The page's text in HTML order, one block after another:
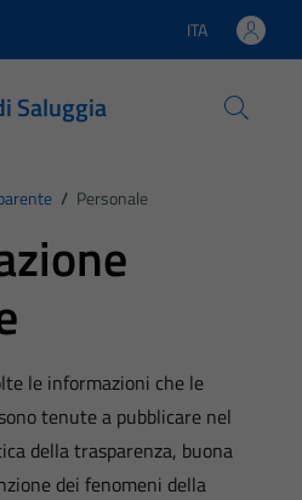
Lingua attiva:
ITA
Saluggia
/ Personale
le informazioni che le
tenute a pubblicare nel
della trasparenza, buona
dei fenomeni della